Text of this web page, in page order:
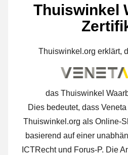
Thuiswinkel
Thuiswinkel.org erklärt,
das Thuiswinkel
Dies bedeutet, dass
Thuiswinkel.org als Online-
basierend auf einer
ICTRecht und Forus-P. Die